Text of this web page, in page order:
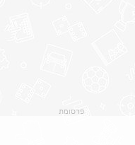
פרסומת